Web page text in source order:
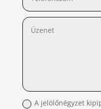
A jelölőnégyzet